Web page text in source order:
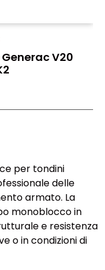
V20
per tondini
delle
armato. La
monoblocco in
e resistenza
o in condizioni di